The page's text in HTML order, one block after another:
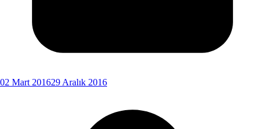
02 Mart 201629 Aralık 2016